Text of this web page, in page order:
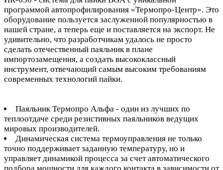
программой автопрофилирования «Термопро-Центр». Это
оборудование пользуется заслуженной популярностью в
нашей стране, а теперь еще и поставляется на экспорт. Не
удивительно, что разработчикам удалось не просто
сделать отечественный паяльник в плане
импортозамещения, а создать высококлассный
инструмент, отвечающий самым высоким требованиям
современных технологий пайки.
Паяльник Термопро Альфа - один из лучших по
теплоотдаче среди резистивных паяльников ведущих
мировых производителей.
Динамическая система термоуправления не только
точно поддерживает заданную температуру, но и
управляет динамикой процесса за счет автоматического